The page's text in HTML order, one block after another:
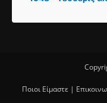
Ποιοι Είμαστε|